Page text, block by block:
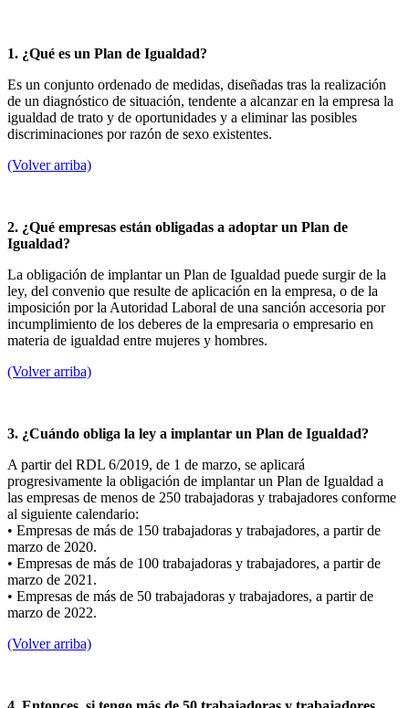
1. ¿Qué es un Plan de Igualdad?
Es un conjunto ordenado de medidas, diseñadas tras la realización
de un diagnóstico de situación, tendente a alcanzar en la empresa la
igualdad de trato y de oportunidades y a eliminar las posibles
discriminaciones por razón de sexo existentes.
(Volver arriba)
2. ¿Qué empresas están obligadas a adoptar un Plan de
Igualdad?
La obligación de implantar un Plan de Igualdad puede surgir de la
ley, del convenio que resulte de aplicación en la empresa, o de la
imposición por la Autoridad Laboral de una sanción accesoria por
incumplimiento de los deberes de la empresaria o empresario en
materia de igualdad entre mujeres y hombres.
(Volver arriba)
3. ¿Cuándo obliga la ley a implantar un Plan de Igualdad?
A partir del RDL 6/2019, de 1 de marzo, se aplicará
progresivamente la obligación de implantar un Plan de Igualdad a
las empresas de menos de 250 trabajadoras y trabajadores conforme
al siguiente calendario:
• Empresas de más de 150 trabajadoras y trabajadores, a partir de
marzo de 2020.
• Empresas de más de 100 trabajadoras y trabajadores, a partir de
marzo de 2021.
• Empresas de más de 50 trabajadoras y trabajadores, a partir de
marzo de 2022.
(Volver arriba)